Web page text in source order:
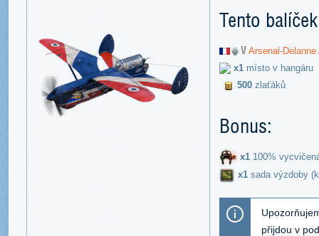
Tento
Arsenal-Delanne
x1 místo v hangáru
500 zlaťáků
Bonus:
x1 100%
х1 sada výzdoby
přijdou v